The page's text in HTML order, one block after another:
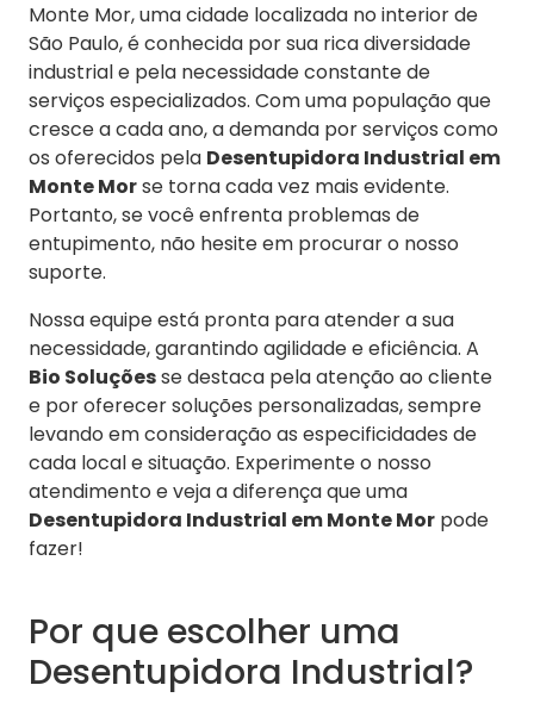
Monte Mor, uma cidade localizada no interior de
São Paulo, é conhecida por sua rica diversidade
industrial e pela necessidade constante de
serviços especializados. Com uma população que
cresce a cada ano, a demanda por serviços como
os oferecidos pela Desentupidora Industrial em
Monte Morse torna cada vez mais evidente.
Portanto, se você enfrenta problemas de
entupimento, não hesite em procurar o nosso
suporte.
Nossa equipe está pronta para atender a sua
necessidade, garantindo agilidade e eficiência. A
Bio Soluçõesse destaca pela atenção ao cliente
e por oferecer soluções personalizadas, sempre
levando em consideração as especificidades de
cada local e situação. Experimente o nosso
atendimento e veja a diferença que uma
Desentupidora Industrial em Monte Mor pode
fazer!
Por que escolher uma
Desentupidora Industrial?